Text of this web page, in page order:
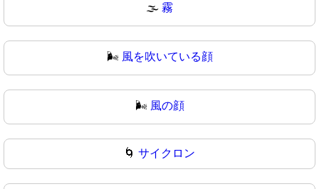
🌫 霧
🌬️ 風を吹いている顔
🌬 風の顔
🌀 サイクロン